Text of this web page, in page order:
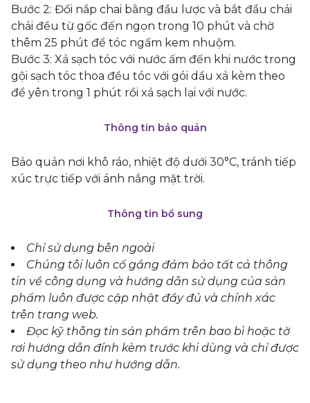
Bước 2: Đổi nắp chai bằng đầu lược và bắt đầu chải
chải đều từ gốc đến ngọn trong 10 phút và chờ
thêm 25 phút để tóc ngấm kem nhuộm.
Bước 3: Xả sạch tóc với nước ấm đến khi nước trong
gội sạch tóc thoa đều tóc với gói dầu xả kèm theo
để yên trong 1 phút rồi xả sạch lại với nước.
Thông tin bảo quản
Bảo quản nơi khô ráo, nhiệt độ dưới 30°C, tránh tiếp
xúc trực tiếp với ánh nắng mặt trời.
Thông tin bổ sung
Chỉ sử dụng bên ngoài
Chúng tôi luôn cố gắng đảm bảo tất cả thông
tin về công dụng và hướng dẫn sử dụng của sản
phẩm luôn được cập nhật đầy đủ và chính xác
trên trang web.
Đọc kỹ thông tin sản phẩm trên bao bì hoặc tờ
rơi hướng dẫn đính kèm trước khi dùng và chỉ được
sử dụng theo như hướng dẫn.